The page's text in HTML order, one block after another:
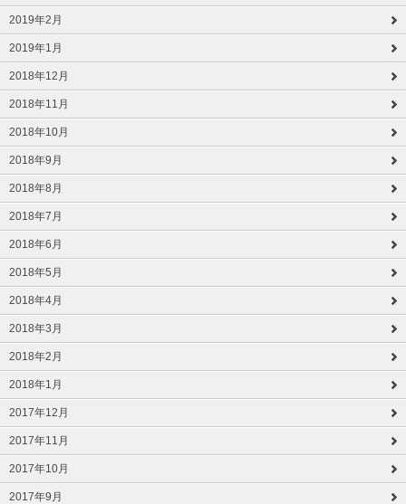
2019年2月
2019年1月
2018年12月
2018年11月
2018年10月
2018年9月
2018年8月
2018年7月
2018年6月
2018年5月
2018年4月
2018年3月
2018年2月
2018年1月
2017年12月
2017年11月
2017年10月
2017年9月